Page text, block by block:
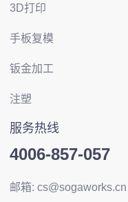
3D打印
手板复模
钣金加工
注塑
服务热线
4006-857-057
邮箱: cs@sogaworks.cn